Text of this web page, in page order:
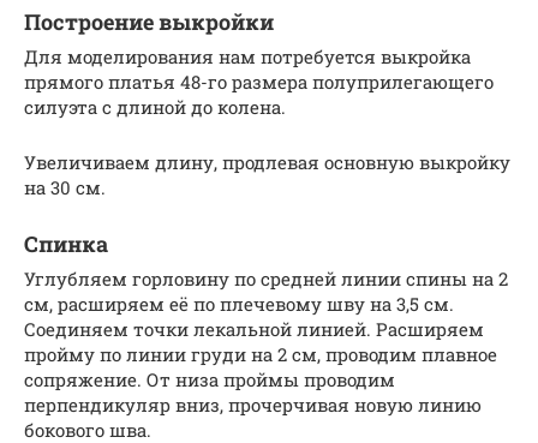
Построение выкройки
Для моделирования нам потребуется выкройка
прямого платья 48-го размера полуприлегающего
силуэта с длиной до колена.
Увеличиваем длину, продлевая основную выкройку
на 30 см.
Спинка
Углубляем горловину по средней линии спины на 2
см, расширяем её по плечевому шву на 3,5 см.
Соединяем точки лекальной линией. Расширяем
пройму по линии груди на 2 см, проводим плавное
сопряжение. От низа проймы проводим
перпендикуляр вниз, прочерчивая новую линию
бокового шва.